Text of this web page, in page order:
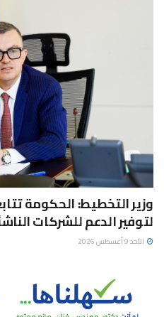
وزير التخطيط: الحكومة
لتوفير الدعم للشركات
الأحد 9 أغسطس 2026